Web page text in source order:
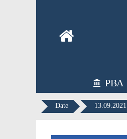
РВА
Date 13.09.2021